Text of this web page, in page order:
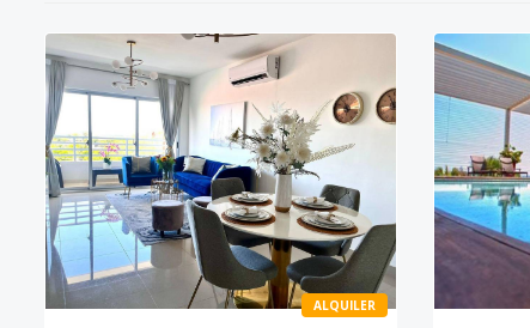
ALQUILER